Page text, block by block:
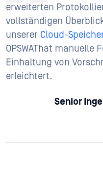
erweiterten
vollständigen
unserer Cloud-Speicher
OPSWAThat manuelle
Einhaltung von
erleichtert.
Senior